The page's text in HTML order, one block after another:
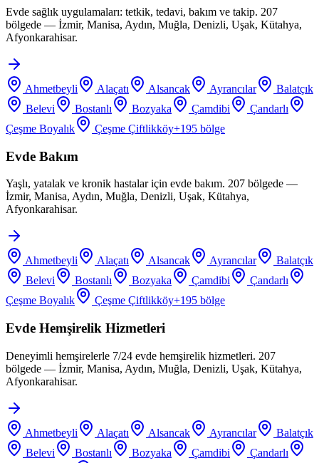
Evde sağlık uygulamaları: tetkik, tedavi, bakım ve takip. 207
bölgede — İzmir, Manisa, Aydın, Muğla, Denizli, Uşak, Kütahya,
Afyonkarahisar.
Ahmetbeyli Alaçatı Alsancak Ayrancılar
Balatçık
Belevi
Bostanlı Bozyaka Çamdibi
Çandarlı
Çeşme Boyalık
Çeşme Çiftlikköy+195 bölge
Evde Bakım
Yaşlı, yatalak ve kronik hastalar için evde bakım. 207 bölgede —
İzmir, Manisa, Aydın, Muğla, Denizli, Uşak, Kütahya,
Afyonkarahisar.
Ahmetbeyli Alaçatı Alsancak Ayrancılar
Balatçık
Belevi
Bostanlı Bozyaka Çamdibi
Çandarlı
Çeşme Boyalık
Çeşme Çiftlikköy+195 bölge
Evde Hemşirelik Hizmetleri
Deneyimli hemşirelerle 7/24 evde hemşirelik hizmetleri. 207
bölgede — İzmir, Manisa, Aydın, Muğla, Denizli, Uşak, Kütahya,
Afyonkarahisar.
Ahmetbeyli Alaçatı Alsancak Ayrancılar
Balatçık
Belevi
Bostanlı Bozyaka Çamdibi
Çandarlı